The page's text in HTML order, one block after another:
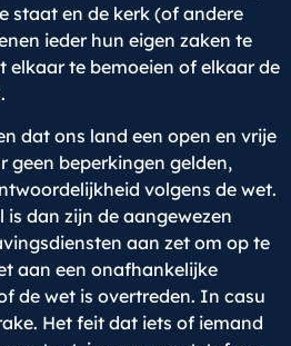
staat en de kerk (of andere
ieder hun eigen zaken te
elkaar te bemoeien of elkaar de
dat ons land een open en vrije
geen beperkingen gelden,
volgens de wet.
dan zijn de aangewezen
aan zet om op te
aan een onafhankelijke
de wet is overtreden. In casu
Het feit dat iets of iemand